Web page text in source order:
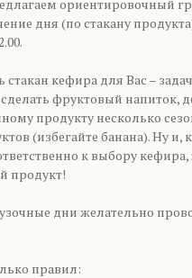
ориентировочный
дня (по стакану
кефира для Вас –
фруктовый напиток,
продукту несколько
(избегайте банана). Ну и,
к выбору
продукт!
дни желательно
правил: